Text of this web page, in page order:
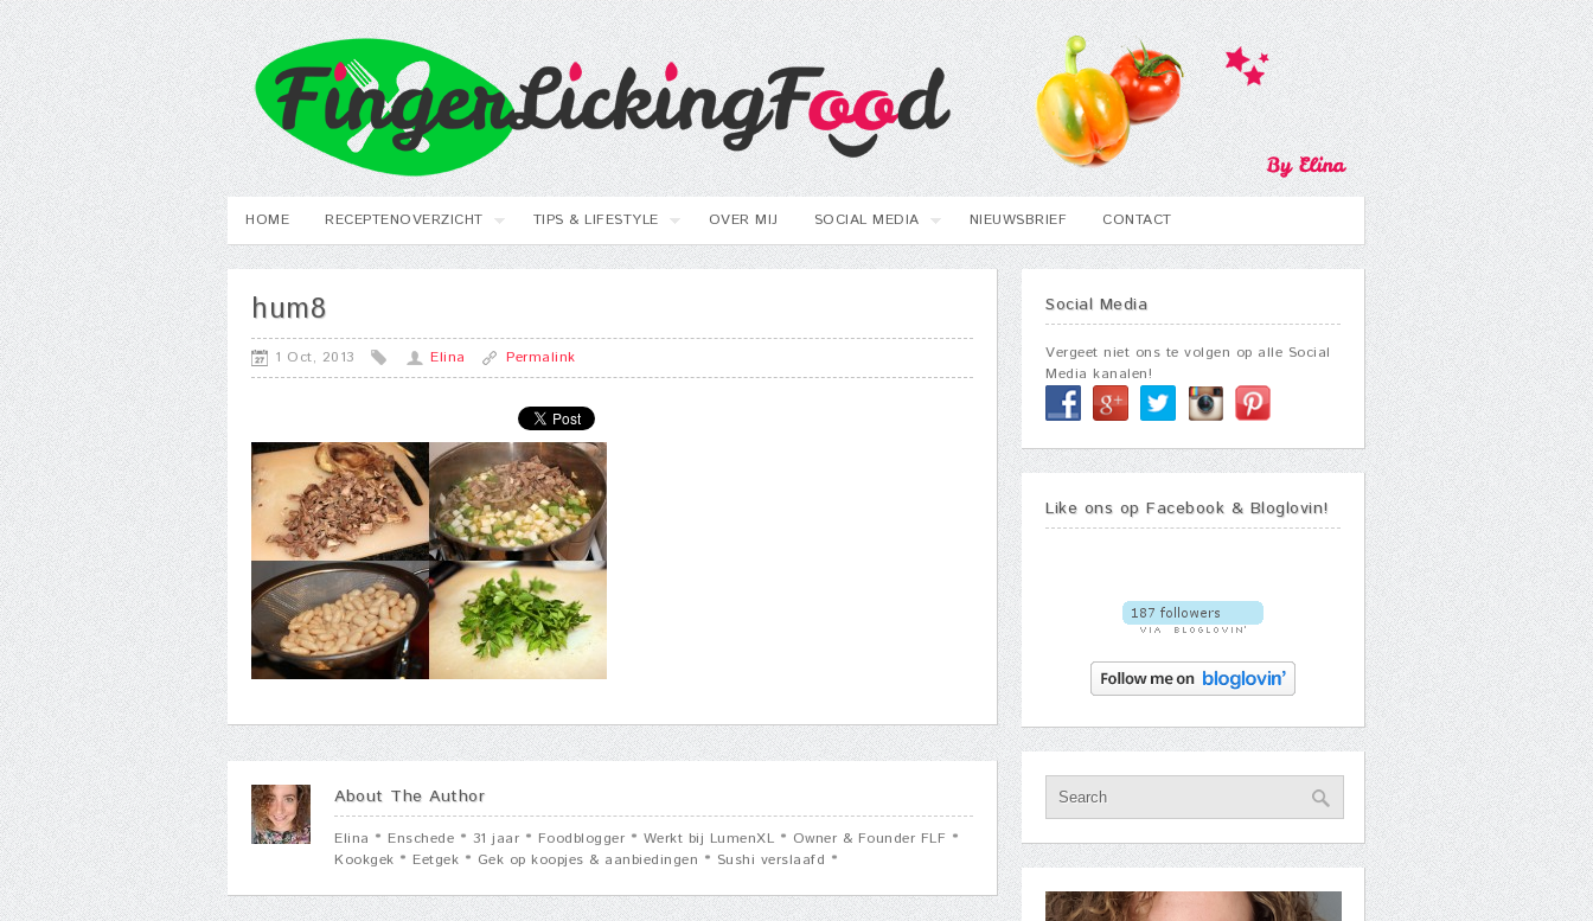
HOME RECEPTENOVERZICHT TIPS & LIFESTYLE OVER MIJ SOCIAL MEDIA NIEUWSBRIEF CONTACT
hum8
1 Oct, 2013 Elina Permalink
About The Author
Elina * Enschede * 31 jaar * Foodblogger * Werkt bij LumenXL * Owner & Founder FLF *
Kookgek * Eetgek * Gek op koopjes & aanbiedingen * Sushi verslaafd *
Social Media
Vergeet niet ons te volgen op alle Social
Media kanalen!
Like ons op Facebook & Bloglovin!